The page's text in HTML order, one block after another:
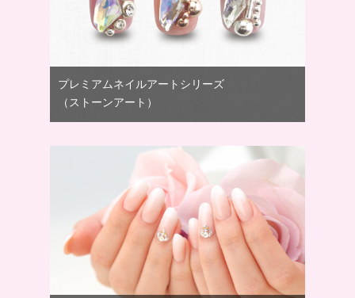
プレミアムネイルアートシリーズ
（ストーンアート）